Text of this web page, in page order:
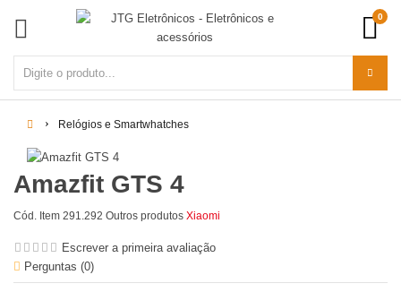
0
Relógios e Smartwhatches
Amazfit GTS 4
Cód. Item 291.292 Outros produtos Xiaomi
Escrever a primeira avaliação
Perguntas (0)